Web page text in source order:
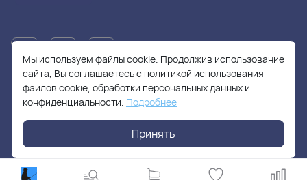
+7(905)705-55-49
fishhuntershop@yandex.ru
Мы используем файлы cookie. Продолжив использование
сайта, Вы соглашаетесь с политикой использования
файлов cookie, обработки персональных данных и
конфиденциальности. Подробнее
Принять